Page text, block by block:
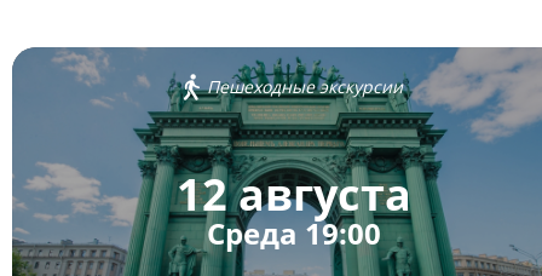
Пешеходные экскурсии
12 августа
Среда 19:00